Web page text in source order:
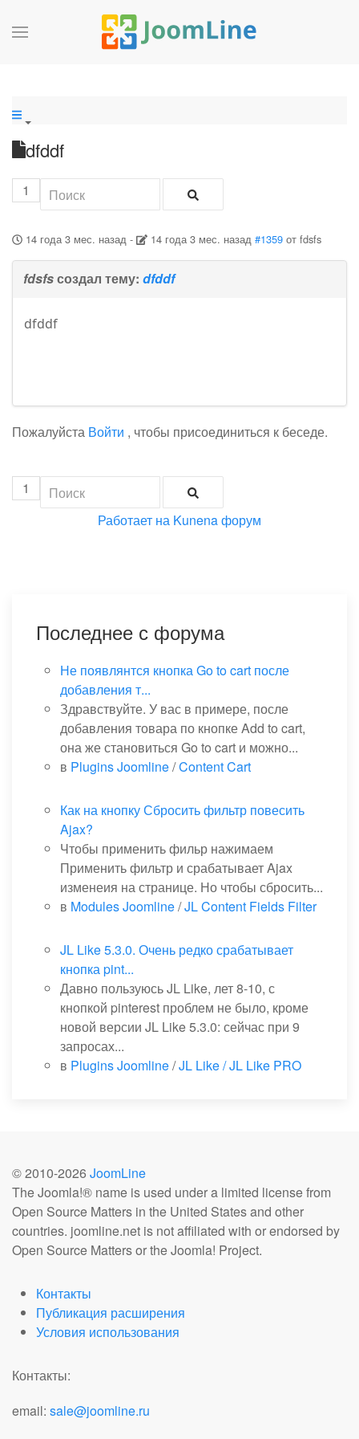
dfddf
1
14 года 3 мес. назад- 14 года 3 мес. назад #1359 отfdsfs
fdsfsсоздал тему: dfddf
dfddf
Пожалуйста Войти , чтобы присоединиться к беседе.
1
Работает на Kunena форум
Последнее с форума
Не появлянтся кнопка Go to cart после
добавления т...
Здравствуйте. У вас в примере, после
добавления товара по кнопке Add to cart,
она же становиться Go to cart и можно...
в Plugins Joomline/Content Cart
Как на кнопку Сбросить фильтр повесить
Ajax?
Чтобы применить фильр нажимаем
Применить фильтр и срабатывает Ajax
изменеия на странице. Но чтобы сбросить...
в Modules Joomline/JL Content Fields Filter
JL Like 5.3.0. Очень редко срабатывает
кнопка pint...
Давно пользуюсь JL Like, лет 8-10, с
кнопкой pinterest проблем не было, кроме
новой версии JL Like 5.3.0: сейчас при 9
запросах...
в Plugins Joomline/JL Like / JL Like PRO
© 2010-2026 JoomLine
The Joomla!® name is used under a limited license from
Open Source Matters in the United States and other
countries. joomline.net is not affiliated with or endorsed by
Open Source Matters or the Joomla! Project.
Контакты
Публикация расширения
Условия использования
Контакты:
email: sale@joomline.ru